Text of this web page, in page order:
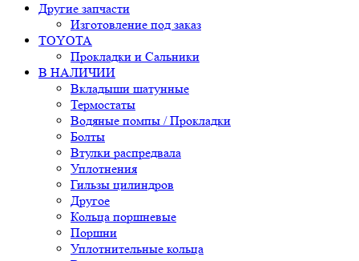
Другие запчасти
Изготовление под заказ
TOYOTA
Прокладки и Сальники
В НАЛИЧИИ
Вкладыши шатунные
Термостаты
Водяные помпы / Прокладки
Болты
Втулки распредвала
Уплотнения
Гильзы цилиндров
Другое
Кольца поршневые
Поршни
Уплотнительные кольца